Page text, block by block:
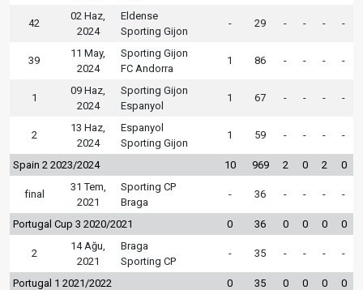
42
02 Haz,
2024
Eldense
Sporting Gijon
- 29 - - - -
39
11 May,
2024
Sporting Gijon
FC Andorra
1 86 - - - -
1
09 Haz,
2024
Sporting Gijon
Espanyol
1 67 - - - -
2
13 Haz,
2024
Espanyol
Sporting Gijon
1 59 - - - -
Spain 2 2023/2024 10 969 2 0 2 0
final
31 Tem,
2021
Sporting CP
Braga
- 36 - - - -
Portugal Cup 3 2020/2021 0 36 0 0 0 0
2
14 Ağu,
2021
Braga
Sporting CP
- 35 - - - -
Portugal 1 2021/2022 0 35 0 0 0 0